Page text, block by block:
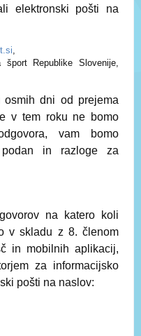
elektronski pošti na
Republike Slovenije,
dni od prejema
v tem roku ne bomo
vam bomo
in razloge za
na katero koli
v skladu z 8. členom
in mobilnih aplikacij,
za informacijsko
pošti na naslov: